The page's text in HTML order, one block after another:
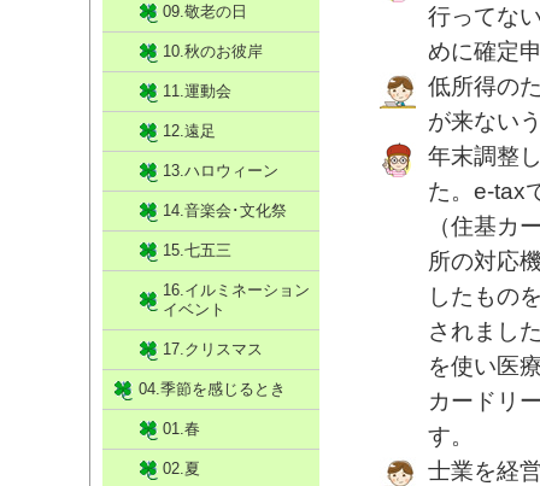
行ってな
めに確定
低所得の
が来ない
年末調整
た。e-tax
（住基カ
所の対応
したもの
されまし
を使い医
カードリ
す。
士業を経
09.敬老の日
10.秋のお彼岸
11.運動会
12.遠足
13.ハロウィーン
14.音楽会･文化祭
15.七五三
16.イルミネーション
イベント
17.クリスマス
04.季節を感じるとき
01.春
02.夏